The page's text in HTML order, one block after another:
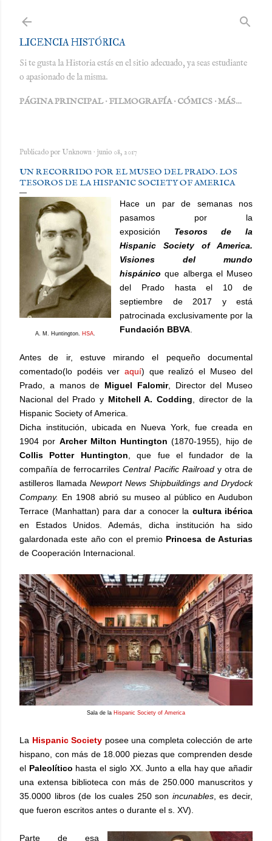
LICENCIA HISTÓRICA
Si te gusta la Historia estás en el sitio adecuado, ya seas estudiante
o apasionado de la misma.
PÁGINA PRINCIPAL FILMOGRAFÍA CÓMICS MÁS…
Publicado por Unknown junio 08, 2017
UN RECORRIDO POR EL MUSEO DEL PRADO. LOS
TESOROS DE LA HISPANIC SOCIETY OF AMERICA
A. M. Huntington. HSA.
Hace un par de semanas nos
pasamos por la
exposición
Tesoros de la
Hispanic Society of America.
Visiones del mundo
hispánico que alberga el Museo
del Prado hasta el 10 de
septiembre de 2017 y está
patrocinada exclusivamente por la
Fundación BBVA
Antes de ir, estuve mirando el pequeño documental
comentado(lo podéis ver aquí) que realizó el Museo del
Prado, a manos de Miguel Falomir, Director del Museo
Nacional del Prado y Mitchell A. Codding , director de la
Hispanic Society of America.
Dicha institución, ubicada en Nueva York, fue creada en
1904 por Archer Milton Huntington (1870-1955), hijo de
Collis Potter Huntington , que fue el fundador de la
compañía de ferrocarrilesCentral Pacific Railroady otra de
astilleros llamada Newport News Shipbuildings and Drydock
Company. En 1908 abrió su museo al público en Audubon
Terrace (Manhattan) para dar a conocer la cultura ibérica
en Estados Unidos. Además, dicha institución ha sido
galardonada este año con el premio Princesa de Asturias
de Cooperación Internacional.
Sala de la Hispanic Society of America
La Hispanic Society posee una completa colección de arte
hispano, con más de 18.000 piezas que comprenden desde
el Paleolítico hasta el siglo XX. Junto a ella hay que añadir
una extensa biblioteca con más de 250.000 manuscritos y
35.0000 libros (de los cuales 250 son incunables, es decir,
que fueron escritos antes o durante el s. XV).
Parte de esa